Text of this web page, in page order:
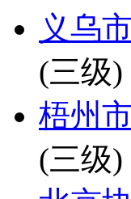
义乌
(三级)
梧州
(三级)